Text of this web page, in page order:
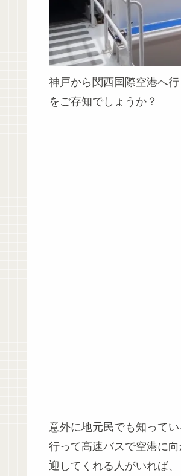
神戸から関西国際空港へ
をご存知でしょうか？
意外に地元民でも知って
行って高速バスで空港に
迎してくれる人がいれば